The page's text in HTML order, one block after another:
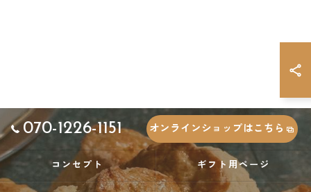
070-1226-1151 オンラインショップはこちら
コンセプト ギフト用ページ